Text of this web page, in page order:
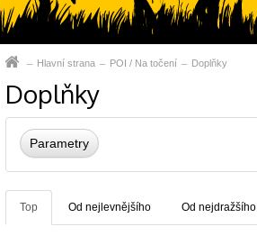
Hlavní
Hlavní strana POI / Na točení Doplňky
Doplňky
Parametry
Top Od nejlevnějšího Od nejdražšího